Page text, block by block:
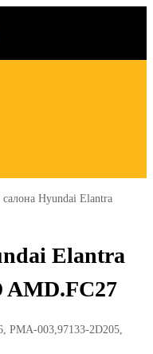
Hyundai Elantra
Elantra
AMD.FC27
PMA-003,97133-2D205,